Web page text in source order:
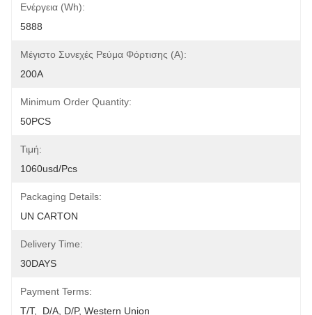
Ενέργεια (Wh):
5888
Μέγιστο Συνεχές Ρεύμα Φόρτισης (A):
200A
Minimum Order Quantity:
50PCS
Τιμή:
1060usd/pcs
Packaging Details:
UN CARTON
Delivery Time:
30DAYS
Payment Terms:
T/T,  D/A, D/P, Western Union